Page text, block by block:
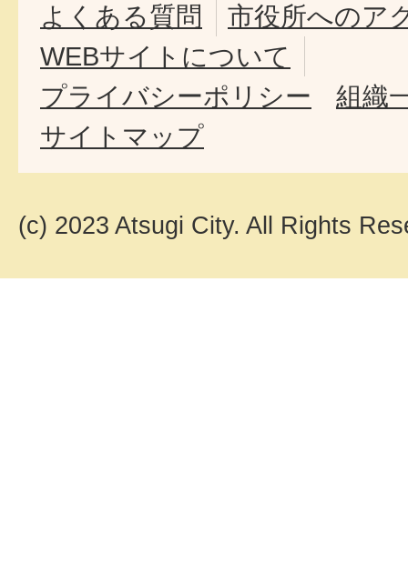
よくある質問
市役所へのア
WEBサイトについて
プライバシーポリシー
組織
サイトマップ
(c) 2023 Atsugi City. All Rights